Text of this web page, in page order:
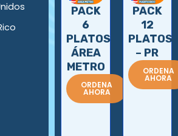
PACK
6
PLATOS
ÁREA
METRO
ORDENA
AHORA
PACK
12
PLATOS
– PR
ORDENA
AHORA